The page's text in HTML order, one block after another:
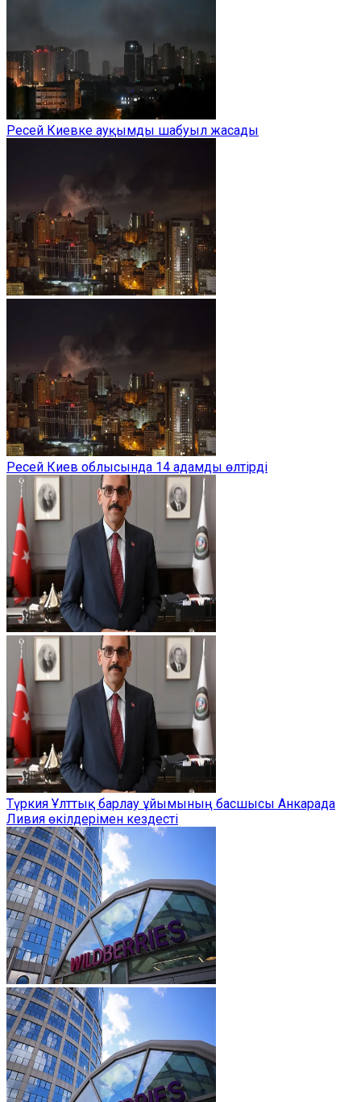
Ресей Киевке ауқымды шабуыл жасады
Ресей Киев облысында 14 адамды өлтірді
Түркия Ұлттық барлау ұйымының басшысы Анкарада
Ливия өкілдерімен кездесті